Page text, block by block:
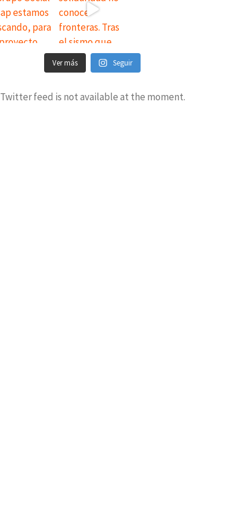
Ver más Seguir
Twitter feed is not available at the moment.